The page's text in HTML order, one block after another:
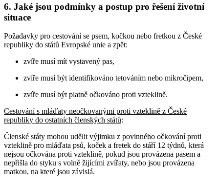
6. Jaké jsou podmínky a postup pro řešení životní
situace
Požadavky pro cestování se psem, kočkou nebo fretkou z České
republiky do států Evropské unie a zpět:
zvíře musí mít vystavený pas,
zvíře musí být identifikováno tetováním nebo mikročipem,
zvíře musí být platně očkováno proti vzteklině.
Cestování s mláďaty neočkovanými proti vzteklině z České
republiky do ostatních členských států:
Členské státy mohou udělit výjimku z povinného očkování proti
vzteklině pro mláďata psů, koček a fretek do stáří 12 týdnů, která
nejsou očkována proti vzteklině, pokud jsou provázena pasem a
nepřišla do styku s volně žijícími zvířaty, nebo jsou provázena
matkou, na které jsou závislá.